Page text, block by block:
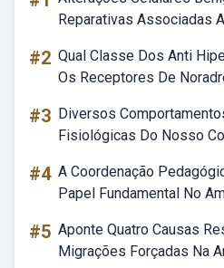
Reparativas Associadas
#2 Qual Classe Dos Anti
Os Receptores De
#3 Diversos
Fisiológicas Do Nosso
#4 A Coordenação
Papel Fundamental No
#5 Aponte Quatro Causas
Migrações Forçadas Na